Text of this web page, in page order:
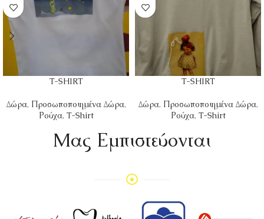
T-SHIRT
Δώρα, Προσωποποιημένα Δώρα,
Ρούχα, T-Shirt
T-SHIRT
Δώρα, Προσωποποιημένα Δώρα,
Ρούχα, T-Shirt
Mας Εμπιστεύονται